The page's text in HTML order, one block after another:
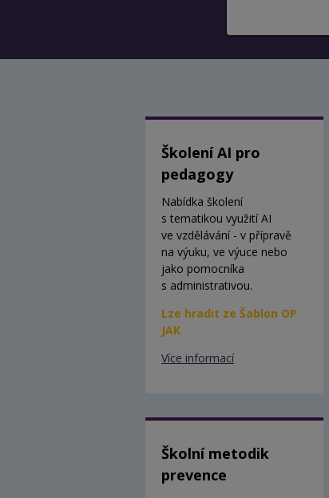
Školení AI pro
pedagogy
Nabídka školení
s tematikou využití AI
ve vzdělávání - v přípravě
na výuku, ve výuce nebo
jako pomocníka
s administrativou.
Lze hradit ze Šablon OP
JAK
Více informací
Školní metodik
prevence